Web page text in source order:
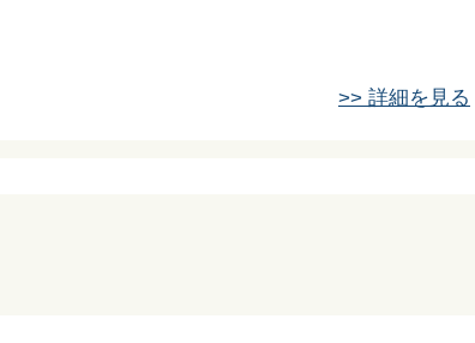
>> 詳細を見る